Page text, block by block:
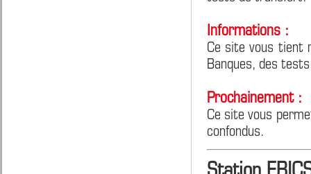
Informations :
Ce site vous tient
Banques, des
Prochainement :
Ce site vous
confondus.